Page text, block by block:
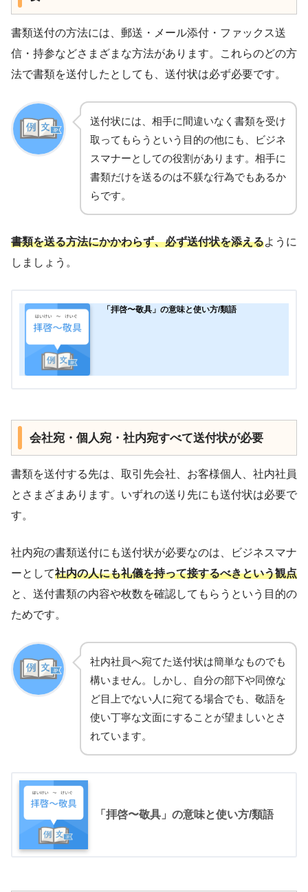
書類送付の方法には、郵送・メール添付・ファックス送
信・持参などさまざまな方法があります。これらのどの方
法で書類を送付したとしても、送付状は必ず必要です。
送付状には、相手に間違いなく書類を受け
取ってもらうという目的の他にも、ビジネ
スマナーとしての役割があります。相手に
書類だけを送るのは不躾な行為でもあるか
らです。
書類を送る方法にかかわらず、必ず送付状を添えるように
しましょう。
「拝啓〜敬具」の意味と使い方/類語
会社宛・個人宛・社内宛すべて送付状が必要
書類を送付する先は、取引先会社、お客様個人、社内社員
とさまざまあります。いずれの送り先にも送付状は必要で
す。
社内宛の書類送付にも送付状が必要なのは、ビジネスマナ
ーとして社内の人にも礼儀を持って接するべきという観点
と、送付書類の内容や枚数を確認してもらうという目的の
ためです。
社内社員へ宛てた送付状は簡単なものでも
構いません。しかし、自分の部下や同僚な
ど目上でない人に宛てる場合でも、敬語を
使い丁寧な文面にすることが望ましいとさ
れています。
「拝啓〜敬具」の意味と使い方/類語